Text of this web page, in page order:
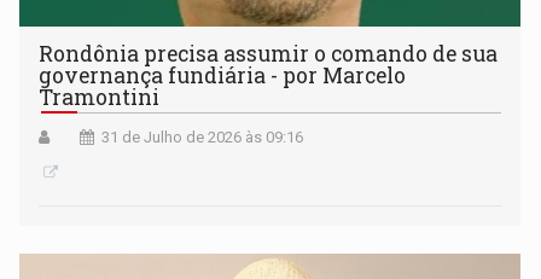
Rondônia precisa assumir o comando de sua
governança fundiária - por Marcelo
Tramontini
31 de Julho de 2026 às 09:16